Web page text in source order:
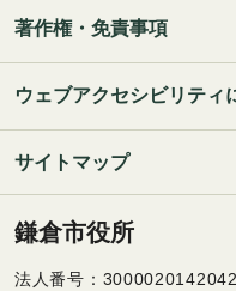
著作権・免責事項
ウェブアクセシビリティ
サイトマップ
鎌倉市役所
法人番号：3000020142042